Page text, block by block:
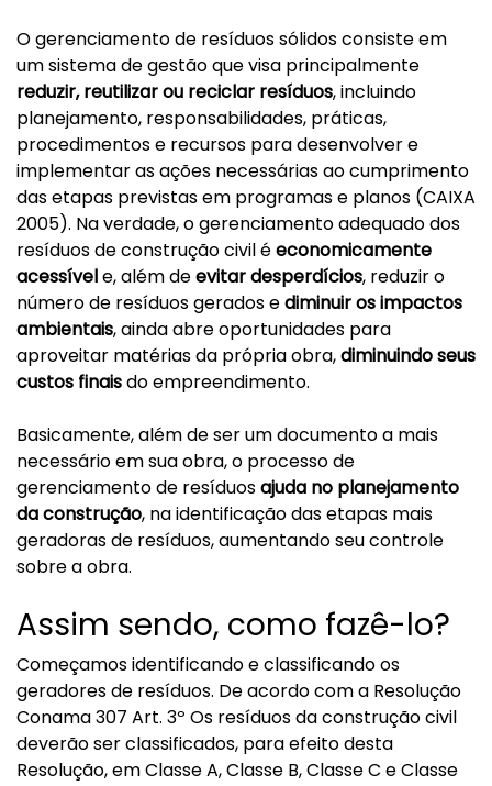
O gerenciamento de resíduos sólidos consiste em
um sistema de gestão que visa principalmente
reduzir, reutilizar ou reciclar resíduos, incluindo
planejamento, responsabilidades, práticas,
procedimentos e recursos para desenvolver e
implementar as ações necessárias ao cumprimento
das etapas previstas em programas e planos (CAIXA
2005). Na verdade, o gerenciamento adequado dos
resíduos de construção civil éeconomicamente
acessívele, além deevitar desperdícios, reduzir o
número de resíduos gerados ediminuir os impactos
ambientais, ainda abre oportunidades para
aproveitar matérias da própria obra,diminuindo seus
custos finaisdo empreendimento.
Basicamente, além de ser um documento a mais
necessário em sua obra, o processo de
gerenciamento de resíduosajuda no planejamento
da construção, na identificação das etapas mais
geradoras de resíduos, aumentando seu controle
sobre a obra.
Assim sendo, como fazê-lo?
Começamos identificando e classificando os
geradores de resíduos. De acordo com a Resolução
Conama 307 Art. 3º Os resíduos da construção civil
deverão ser classificados, para efeito desta
Resolução, em Classe A, Classe B, Classe C e Classe